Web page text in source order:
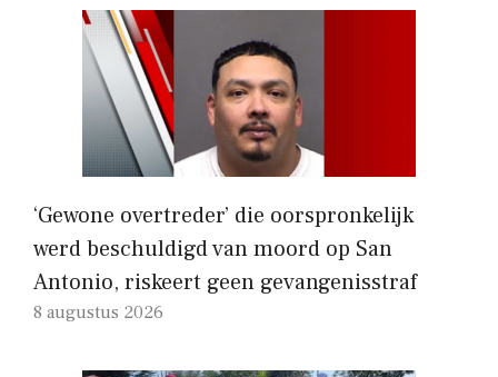
‘Gewone overtreder’ die oorspronkelijk
werd beschuldigd van moord op San
Antonio, riskeert geen gevangenisstraf
8 augustus 2026